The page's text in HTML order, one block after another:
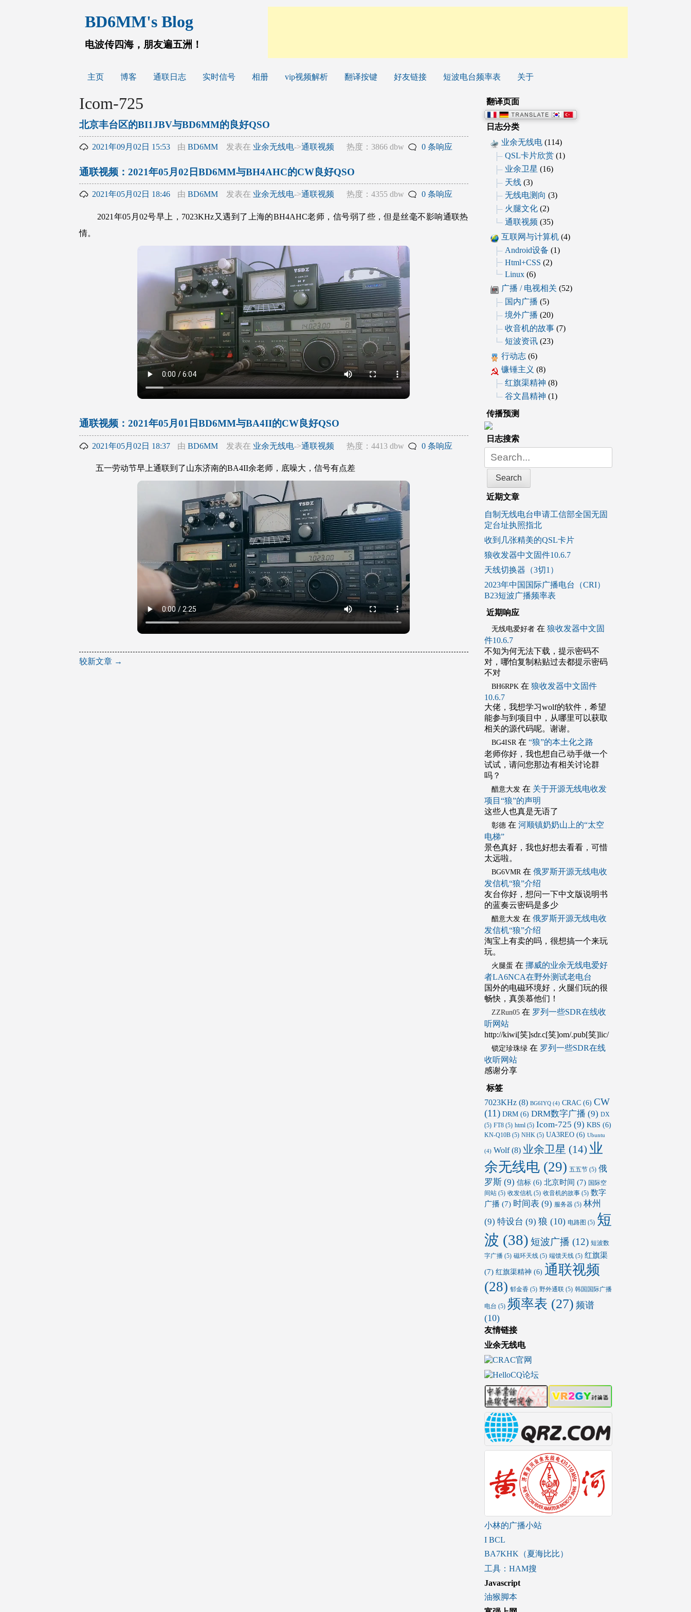
容
BD6MM's Blog
电波传四海，朋友遍五洲！
主页 博客 通联日志 实时信号 相册 vip视频解析 翻译按键 好友链接 短波电台频率表 关于
Icom-725
北京丰台区的BI1JBV与BD6MM的良好QSO
2021年09月02日 15:53 由BD6MM 发表在 业余无线电->通联视频 热度：3866 dbw 0 条响应
通联视频：2021年05月02日BD6MM与BH4AHC的CW良好QSO
2021年05月02日 18:46 由BD6MM 发表在 业余无线电->通联视频 热度：4355 dbw 0 条响应
2021年05月02号早上，7023KHz又遇到了上海的BH4AHC老师，信号弱了些，但是丝毫不影响通联热
情。
通联视频：2021年05月01日BD6MM与BA4II的CW良好QSO
2021年05月02日 18:37 由BD6MM 发表在 业余无线电->通联视频 热度：4413 dbw 0 条响应
五一劳动节早上通联到了山东济南的BA4II余老师，底噪大，信号有点差
文
较新文章 →
翻译页面
日志分类
业余无线电 (114)
QSL卡片欣赏 (1)
业余卫星 (16)
天线 (3)
无线电测向 (3)
火腿文化 (2)
通联视频 (35)
互联网与计算机 (4)
Android设备 (1)
Html+CSS (2)
Linux (6)
广播 / 电视相关 (52)
国内广播 (5)
境外广播 (20)
收音机的故事 (7)
短波资讯 (23)
行动志 (6)
镰锤主义 (8)
红旗渠精神 (8)
谷文昌精神 (1)
传播预测
日志搜索
Search
近期文章
自制无线电台申请工信部全国无固
定台址执照指北
收到几张精美的QSL卡片
狼收发器中文固件10.6.7
天线切换器（3切1）
2023年中国国际广播电台（CRI）
B23短波广播频率表
近期响应
无线电爱好者在 狼收发器中文固
件10.6.7
不知为何无法下载，提示密码不
对，哪怕复制粘贴过去都提示密码
不对
BH6RPK 在 狼收发器中文固件
10.6.7
大佬，我想学习wolf的软件，希望
能参与到项目中，从哪里可以获取
相关的源代码呢。谢谢。
BG4ISR 在 “狼”的本土化之路
老师你好，我也想自己动手做一个
试试，请问您那边有相关讨论群
吗？
醋意大发在 关于开源无线电收发
项目“狼”的声明
这些人也真是无语了
彰德在 河顺镇奶奶山上的“太空
电梯”
景色真好，我也好想去看看，可惜
太远啦。
BG6VMR 在 俄罗斯开源无线电收
发信机“狼”介绍
友台你好，想问一下中文版说明书
的蓝奏云密码是多少
醋意大发在 俄罗斯开源无线电收
发信机“狼”介绍
淘宝上有卖的吗，很想搞一个来玩
玩。
火腿蛋 在 挪威的业余无线电爱好
者LA6NCA在野外测试老电台
国外的电磁环境好，火腿们玩的很
畅快，真羡慕他们！
ZZRun05在 罗列一些SDR在线收
听网站
http://kiwi[笑]sdr.c[笑]om/.pub[笑]lic/
锁定珍珠绿在 罗列一些SDR在线
收听网站
感谢分享
标签
7023KHz(8) BG6IYQ(4) CRAC(6) CW
(11) DRM(6) DRM数字广播 (9) DX
(5) FT8(5) html(5) Icom-725 (9) KBS (6)
KN-Q10B(5) NHK (5) UA3REO(6) Ubuntu
(4) Wolf(8) 业余卫星 (14) 业
余无线电(29) 五五节(5) 俄
罗斯(9) 信标(6) 北京时间 (7) 国际空
间站(5) 收发信机(5) 收音机的故事(5) 数字
广播 (7) 时间表 (9) 服务器(5) 林州
(9) 特设台 (9) 狼 (10) 电路图 (5) 短
波 (38) 短波广播 (12) 短波数
字广播(5) 磁环天线(5) 端馈天线(5) 红旗渠
(7) 红旗渠精神 (6) 通联视频
(28) 郁金香(5) 野外通联(5) 韩国国际广播
电台 (5) 频率表 (27) 频谱
(10)
友情链接
业余无线电
小林的广播小站
I BCL
BA7KHK（夏海比比）
工具：HAM搜
Javascript
油猴脚本